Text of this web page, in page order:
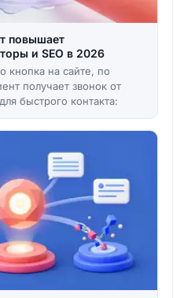
повышает
и SEO в 2026
кнопка на сайте, по
получает звонок от
быстрого контакта: